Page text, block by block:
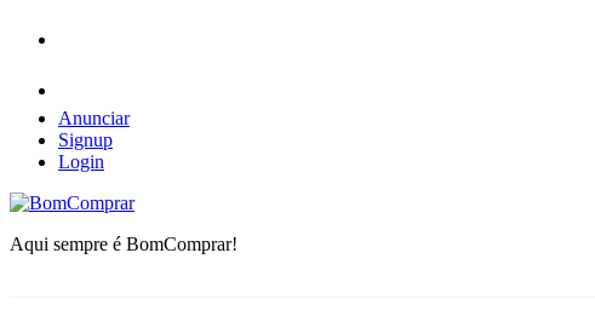
Anunciar
Signup
Login
BomComprar
Aqui sempre é BomComprar!